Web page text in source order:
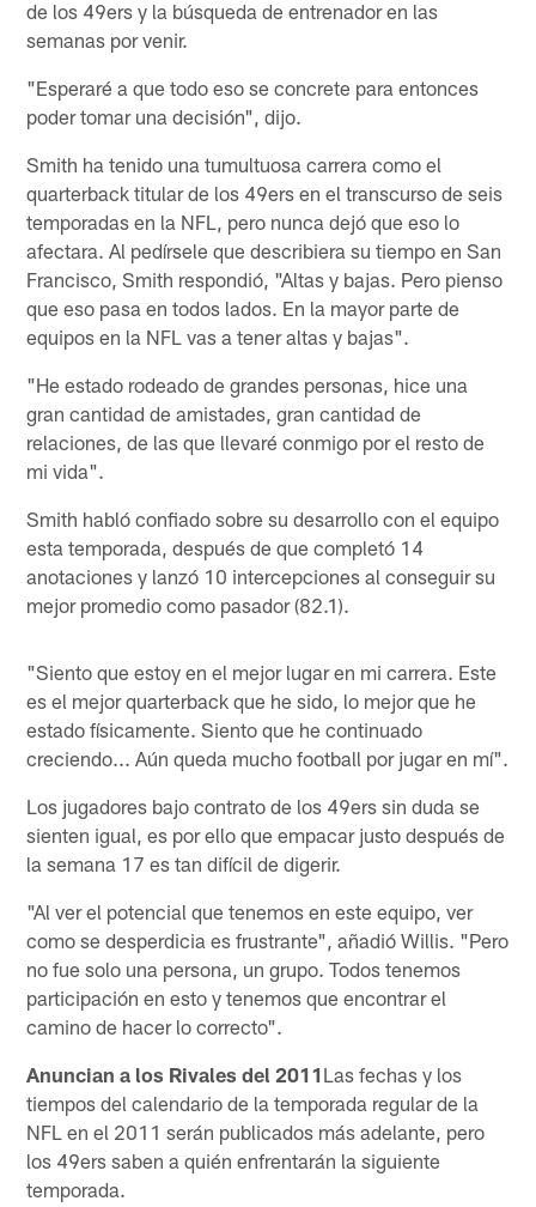
de los 49ers y la búsqueda de entrenador en las
semanas por venir.
"Esperaré a que todo eso se concrete para entonces
poder tomar una decisión", dijo.
Smith ha tenido una tumultuosa carrera como el
quarterback titular de los 49ers en el transcurso de seis
temporadas en la NFL, pero nunca dejó que eso lo
afectara. Al pedírsele que describiera su tiempo en San
Francisco, Smith respondió, "Altas y bajas. Pero pienso
que eso pasa en todos lados. En la mayor parte de
equipos en la NFL vas a tener altas y bajas".
"He estado rodeado de grandes personas, hice una
gran cantidad de amistades, gran cantidad de
relaciones, de las que llevaré conmigo por el resto de
mi vida".
Smith habló confiado sobre su desarrollo con el equipo
esta temporada, después de que completó 14
anotaciones y lanzó 10 intercepciones al conseguir su
mejor promedio como pasador (82.1).
"Siento que estoy en el mejor lugar en mi carrera. Este
es el mejor quarterback que he sido, lo mejor que he
estado físicamente. Siento que he continuado
creciendo... Aún queda mucho football por jugar en mí".
Los jugadores bajo contrato de los 49ers sin duda se
sienten igual, es por ello que empacar justo después de
la semana 17 es tan difícil de digerir.
"Al ver el potencial que tenemos en este equipo, ver
como se desperdicia es frustrante", añadió Willis. "Pero
no fue solo una persona, un grupo. Todos tenemos
participación en esto y tenemos que encontrar el
camino de hacer lo correcto".
Anuncian a los Rivales del 2011Las fechas y los
tiempos del calendario de la temporada regular de la
NFL en el 2011 serán publicados más adelante, pero
los 49ers saben a quién enfrentarán la siguiente
temporada.